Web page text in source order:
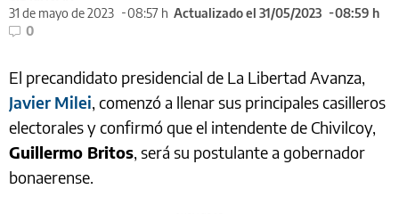
31 de mayo de 2023
08:57 h Actualizado el 31/05/2023
08:59 h
0
El precandidato presidencial de La Libertad Avanza,
Javier Milei, comenzó a llenar sus principales casilleros
electorales y confirmó que el intendente de Chivilcoy,
Guillermo Britos, será su postulante a gobernador
bonaerense.